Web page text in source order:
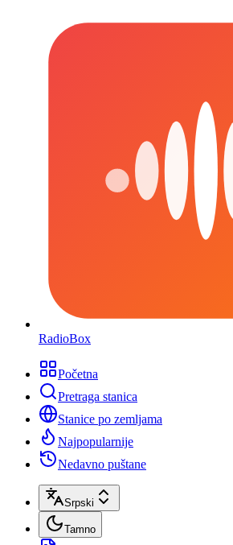
RadioBox
Početna
Pretraga stanica
Stanice po zemljama
Najpopularnije
Nedavno puštane
Srpski
Tamno